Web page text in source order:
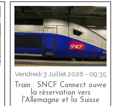
Vendredi 3 Juillet 2026 - 09:35
Train : SNCF Connect ouvre
la réservation vers
l'Allemagne et la Suisse